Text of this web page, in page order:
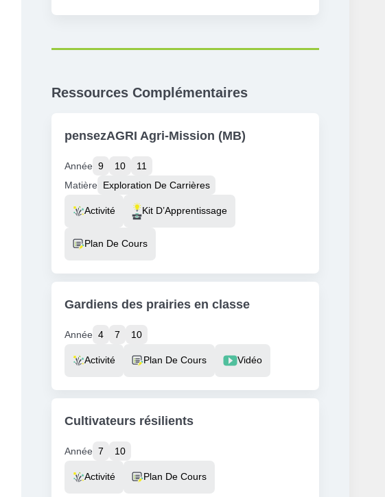
Ressources Complémentaires
pensezAGRI Agri-Mission (MB)
Année 9 10
11
Matière
Exploration De Carrières
Resource Type
Activité Kit D’Apprentissage
Plan De Cours
Gardiens des prairies en classe
Année 4 7
10
Resource Type
Activité Plan De Cours Vidéo
Cultivateurs résilients
Année 7
10
Resource Type
Activité Plan De Cours